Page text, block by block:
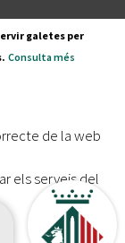
galetes per
Consulta més
de la web
els serveis del